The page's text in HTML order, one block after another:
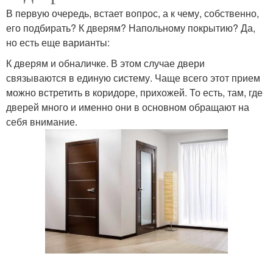
В первую очередь, встает вопрос, а к чему, собственно,
его подбирать? К дверям? Напольному покрытию? Да,
но есть еще варианты:
К дверям и обналичке. В этом случае двери
связываются в единую систему. Чаще всего этот прием
можно встретить в коридоре, прихожей. То есть, там, где
дверей много и именно они в основном обращают на
себя внимание.